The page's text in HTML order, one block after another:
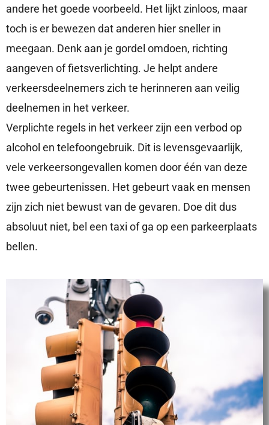
andere het goede voorbeeld. Het lijkt zinloos, maar
toch is er bewezen dat anderen hier sneller in
meegaan. Denk aan je gordel omdoen, richting
aangeven of fietsverlichting. Je helpt andere
verkeersdeelnemers zich te herinneren aan veilig
deelnemen in het verkeer.
Verplichte regels in het verkeer zijn een verbod op
alcohol en telefoongebruik. Dit is levensgevaarlijk,
vele verkeersongevallen komen door één van deze
twee gebeurtenissen. Het gebeurt vaak en mensen
zijn zich niet bewust van de gevaren. Doe dit dus
absoluut niet, bel een taxi of ga op een parkeerplaats
bellen.